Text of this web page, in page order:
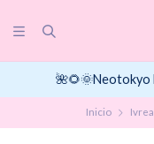
🌺🌻🌞Neotokyo
Inicio